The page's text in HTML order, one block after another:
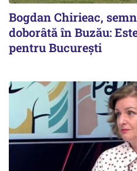
Bogdan Chirieac,
doborâtă în Buzău:
pentru București